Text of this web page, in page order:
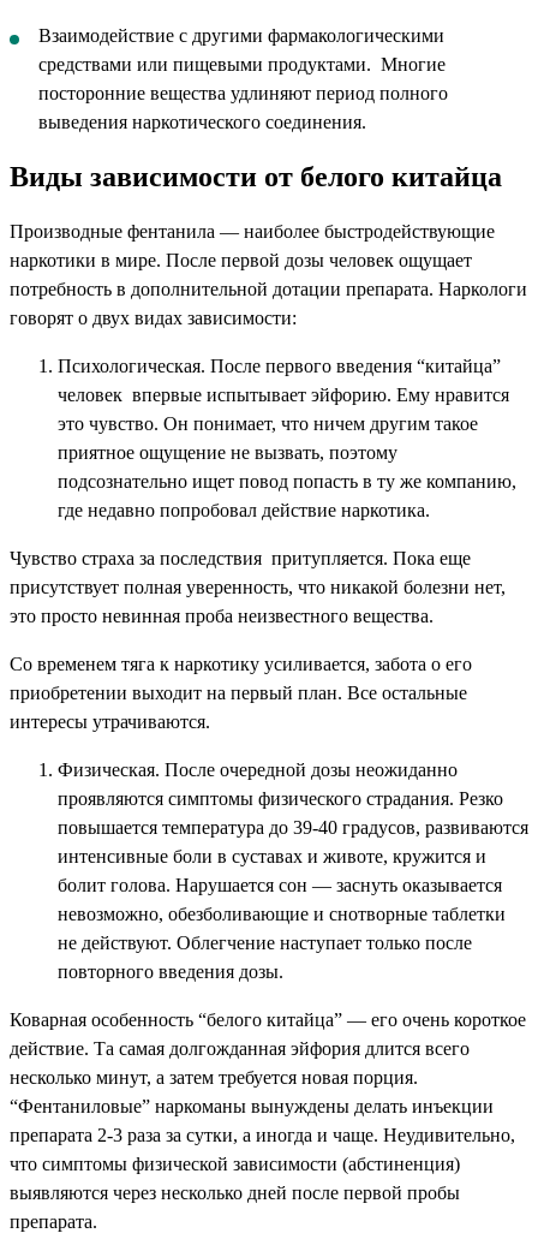
Взаимодействие с другими фармакологическими
средствами или пищевыми продуктами. Многие
посторонние вещества удлиняют период полного
выведения наркотического соединения.
Виды зависимости от белого китайца
Производные фентанила — наиболее быстродействующие
наркотики в мире. После первой дозы человек ощущает
потребность в дополнительной дотации препарата. Наркологи
говорят о двух видах зависимости:
Психологическая. После первого введения “китайца”
человек впервые испытывает эйфорию. Ему нравится
это чувство. Он понимает, что ничем другим такое
приятное ощущение не вызвать, поэтому
подсознательно ищет повод попасть в ту же компанию,
где недавно попробовал действие наркотика.
Чувство страха за последствия притупляется. Пока еще
присутствует полная уверенность, что никакой болезни нет,
это просто невинная проба неизвестного вещества.
Со временем тяга к наркотику усиливается, забота о его
приобретении выходит на первый план. Все остальные
интересы утрачиваются.
Физическая. После очередной дозы неожиданно
проявляются симптомы физического страдания. Резко
повышается температура до 39-40 градусов, развиваются
интенсивные боли в суставах и животе, кружится и
болит голова. Нарушается сон — заснуть оказывается
невозможно, обезболивающие и снотворные таблетки
не действуют. Облегчение наступает только после
повторного введения дозы.
Коварная особенность “белого китайца” — его очень короткое
действие. Та самая долгожданная эйфория длится всего
несколько минут, а затем требуется новая порция.
“Фентаниловые” наркоманы вынуждены делать инъекции
препарата 2-3 раза за сутки, а иногда и чаще. Неудивительно,
что симптомы физической зависимости (абстиненция)
выявляются через несколько дней после первой пробы
препарата.